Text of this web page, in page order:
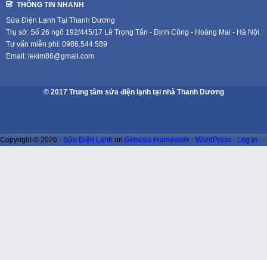
THÔNG TIN NHANH
Sửa Điện Lạnh Tại Thanh Dương
Trụ sở: Số 26 ngõ 192/445/17 Lê Trọng Tấn - Định Công - Hoàng Mai - Hà Nội
Tư vấn miễn phí: 0986.544.589
Email: lekim86@gmail.com
© 2017 Trung tâm sửa điện lạnh tại nhà Thanh Dương
Copyright © 2026 · Sửa Điện Lạnh on Genesis Framework · WordPress · Log in